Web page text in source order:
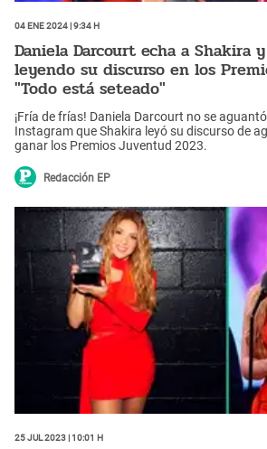
04 Ene 2024 | 9:34 h
Daniela Darcourt echa a Shakira
leyendo su discurso en los
"Todo está seteado"
¡Fría de frías! Daniela Darcourt no se
Instagram que Shakira leyó su discurso de
ganar los Premios Juventud 2023.
Redacción EP
25 Jul 2023 | 10:01 h